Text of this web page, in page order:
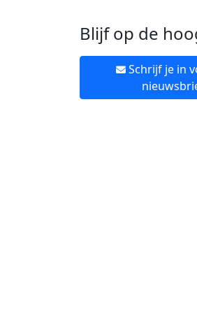
Blijf op de
Schrijf je in